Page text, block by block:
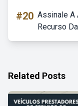
#20 Assinale A
Recurso
Related Posts